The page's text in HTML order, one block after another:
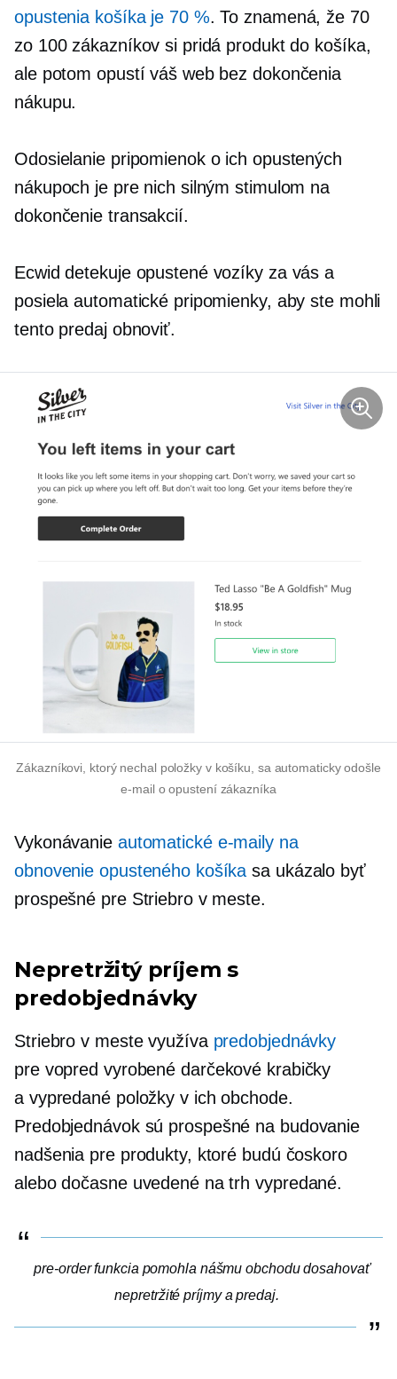
opustenia košíka je 70 %. To znamená, že 70
zo 100 zákazníkov si pridá produkt do košíka,
ale potom opustí váš web bez dokončenia
nákupu.
Odosielanie pripomienok o ich opustených
nákupoch je pre nich silným stimulom na
dokončenie transakcií.
Ecwid detekuje opustené vozíky za vás a
posiela automatické pripomienky, aby ste mohli
tento predaj obnoviť.
Zákazníkovi, ktorý nechal položky v košíku, sa automaticky odošle
e-mail o opustení zákazníka
Vykonávanie automatické e-maily na
obnovenie opusteného košíka sa ukázalo byť
prospešné pre Striebro v meste.
Nepretržitý príjem s
predobjednávky
Striebro v meste využíva predobjednávky
pre vopred vyrobené darčekové krabičky
a vypredanépoložky v ich obchode.
Predobjednávoksú prospešné na budovanie
nadšenia pre produkty, ktoré budú čoskoro
alebo dočasne uvedené na trhvypredané.
pre-orderfunkcia pomohla nášmu obchodu dosahovať
nepretržité príjmy a predaj.